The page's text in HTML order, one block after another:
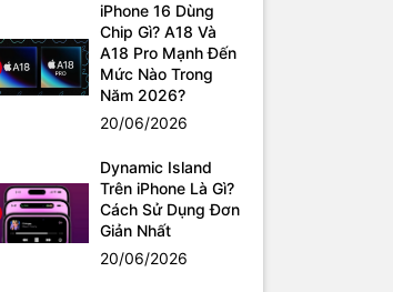
iPhone 16 Dùng
Chip Gì? A18 Và
A18 Pro Mạnh Đến
Mức Nào Trong
Năm 2026?
20/06/2026
Dynamic Island
Trên iPhone Là Gì?
Cách Sử Dụng Đơn
Giản Nhất
20/06/2026